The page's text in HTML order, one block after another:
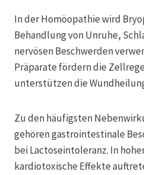
In der Homöopathie wird
Behandlung von Unruhe,
nervösen Beschwerden
Präparate fördern die
unterstützen die
Zu den häufigsten
gehören gastrointestinale
bei Lactoseintoleranz. In
kardiotoxische Effekte